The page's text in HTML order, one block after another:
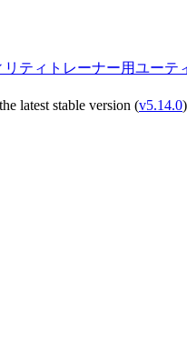
リティ トレーナー用ユーテ
latest stable version (v5.14.0